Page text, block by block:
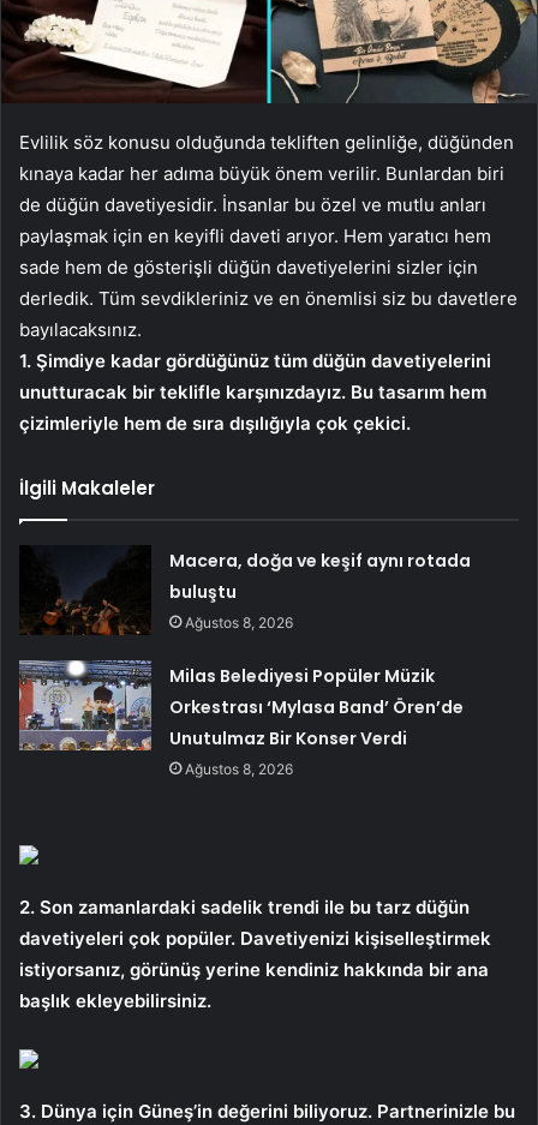
Evlilik söz konusu olduğunda tekliften gelinliğe, düğünden
kınaya kadar her adıma büyük önem verilir. Bunlardan biri
de düğün davetiyesidir. İnsanlar bu özel ve mutlu anları
paylaşmak için en keyifli daveti arıyor. Hem yaratıcı hem
sade hem de gösterişli düğün davetiyelerini sizler için
derledik. Tüm sevdikleriniz ve en önemlisi siz bu davetlere
bayılacaksınız.
1. Şimdiye kadar gördüğünüz tüm düğün davetiyelerini
unutturacak bir teklifle karşınızdayız. Bu tasarım hem
çizimleriyle hem de sıra dışılığıyla çok çekici.
İlgili Makaleler
Macera, doğa ve keşif aynı rotada
buluştu
Ağustos 8, 2026
Milas Belediyesi Popüler Müzik
Orkestrası ‘Mylasa Band’ Ören’de
Unutulmaz Bir Konser Verdi
Ağustos 8, 2026
2. Son zamanlardaki sadelik trendi ile bu tarz düğün
davetiyeleri çok popüler. Davetiyenizi kişiselleştirmek
istiyorsanız, görünüş yerine kendiniz hakkında bir ana
başlık ekleyebilirsiniz.
3. Dünya için Güneş’in değerini biliyoruz. Partnerinizle bu